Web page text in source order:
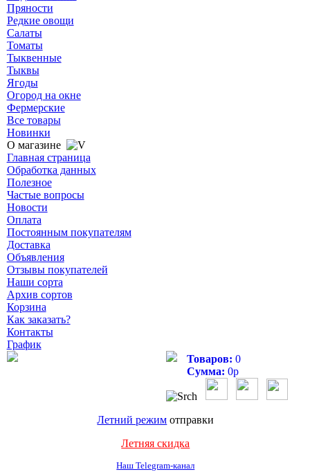
Пряности
Редкие овощи
Салаты
Томаты
Тыквенные
Тыквы
Ягоды
Огород на окне
Фермерские
Все товары
Новинки
О магазине
Главная страница
Обработка данных
Полезное
Частые вопросы
Новости
Оплата
Постоянным покупателям
Доставка
Объявления
Отзывы покупателей
Наши сорта
Архив сортов
Корзина
Как заказать?
Контакты
График
Товаров: 0
Сумма: 0р
Летний режим отправки
Летняя скидка
Наш Telegram-канал